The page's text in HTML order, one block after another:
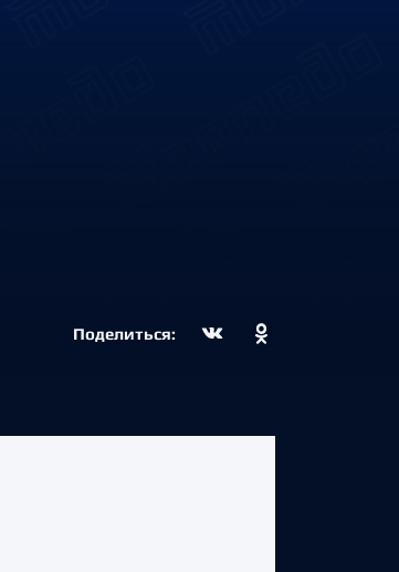
Поделиться: